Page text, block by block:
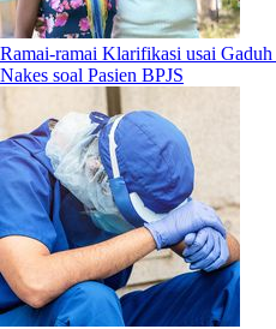
Ramai-ramai Klarifikasi usai
Nakes soal Pasien BPJS